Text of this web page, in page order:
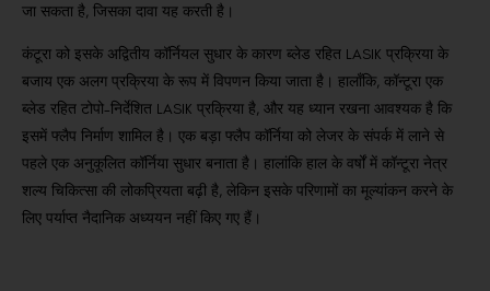
जा सकता है, जिसका दावा यह करती है।
कंटूरा को इसके अद्वितीय कॉर्नियल सुधार के कारण ब्लेड रहित LASIK प्रक्रिया के
बजाय एक अलग प्रक्रिया के रूप में विपणन किया जाता है। हालाँकि, कॉन्टूरा एक
ब्लेड रहित टोपो-निर्देशित LASIK प्रक्रिया है, और यह ध्यान रखना आवश्यक है कि
इसमें फ्लैप निर्माण शामिल है। एक बड़ा फ्लैप कॉर्निया को लेजर के संपर्क में लाने से
पहले एक अनुकूलित कॉर्निया सुधार बनाता है। हालांकि हाल के वर्षों में कॉन्टूरा नेत्र
शल्य चिकित्सा की लोकप्रियता बढ़ी है, लेकिन इसके परिणामों का मूल्यांकन करने के
लिए पर्याप्त नैदानिक अध्ययन नहीं किए गए हैं।